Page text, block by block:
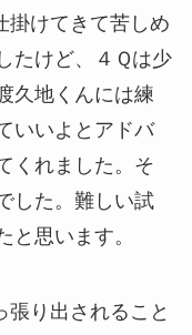
掛けてきて苦しめ
たけど、４Ｑは少
久地くんには練
いいよとアドバ
くれました。そ
した。難しい試
と思います。
張り出されること